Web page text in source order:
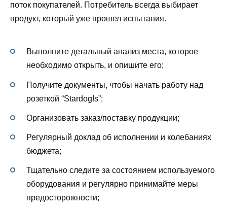
поток покупателей. Потребитель всегда выбирает
продукт, который уже прошел испытания.
Выполните детальный анализ места, которое
необходимо открыть, и опишите его;
Получите документы, чтобы начать работу над
розеткой “Stardog!s”;
Организовать заказ/поставку продукции;
Регулярный доклад об исполнении и колебаниях
бюджета;
Тщательно следите за состоянием используемого
оборудования и регулярно принимайте меры
предосторожности;